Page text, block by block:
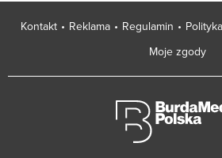
Kontakt Reklama Regulamin
Moje zgody